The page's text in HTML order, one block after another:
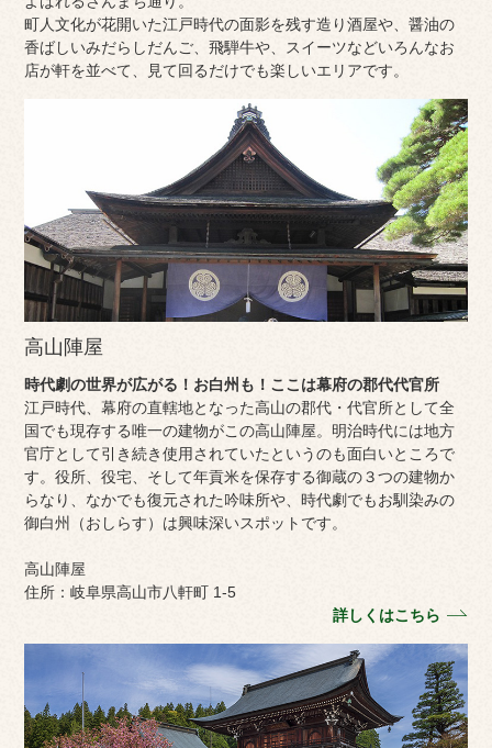
町人文化が花開いた江戸時代の面影を残す造り酒屋や、醤油の
香ばしいみだらしだんご、飛騨牛や、スイーツなどいろんなお
店が軒を並べて、見て回るだけでも楽しいエリアです。
高山陣屋
時代劇の世界が広がる！お白州も！ここは幕府の郡代代官所
江戸時代、幕府の直轄地となった高山の郡代・代官所として全
国でも現存する唯一の建物がこの高山陣屋。明治時代には地方
官庁として引き続き使用されていたというのも面白いところで
す。役所、役宅、そして年貢米を保存する御蔵の３つの建物か
らなり、なかでも復元された吟味所や、時代劇でもお馴染みの
御白州（おしらす）は興味深いスポットです。
高山陣屋
住所：岐阜県高山市八軒町 1-5
詳しくはこちら